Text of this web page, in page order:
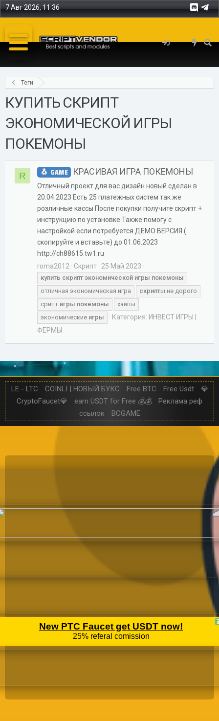
7 Авг 2026, 11:36
Теги
КУПИТЬ СКРИПТ
ЭКОНОМИЧЕСКОЙ ИГРЫ
ПОКЕМОНЫ
R GAME КРАСИВАЯ ИГРА ПОКЕМОНЫ
Отличный проект для вас дизайн новый сделан в
20.04.2023 Есть 25 платежных систем так же
розличные кассы После покупки получите скрипт +
инструкцию по установке Также помогу с
настройкой если потребуется ДЕМО ВЕРСИЯ (
скопируйте и вставьте) до 01.06.2023
http://ch88615.tw1.ru
roma2012
Скрипт 25 Май 2023
купить скрипт экономической игры покемоны
отличная экономическая игра
скрипты не дорого
срипт игры покемоны
хайпы
экономические игры Категория: ИНВЕСТ ИГРЫ |
ФЕРМЫ
LE - LTC COINLI | НОВЫЙ БУКС Free BTC Free Usdt
💎
CryptoFaucet💎
earn USDT for Free 💰💰
Реклама реф
ссылок
BCGAME